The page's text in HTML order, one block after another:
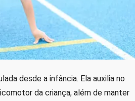
desde a infância. Ela auxilia no
da criança, além de manter